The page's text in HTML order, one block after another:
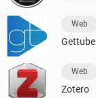
Web
Gettube
Web
Zotero